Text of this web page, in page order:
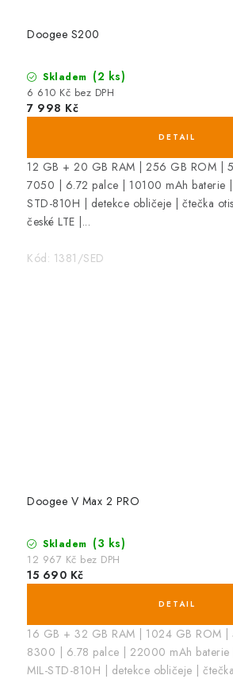
Doogee S200
Skladem (2 ks)
6 610 Kč bez DPH
7 998 Kč
12 GB + 20 GB RAM | 256 GB ROM |
7050 | 6.72 palce | 10100 mAh baterie
STD-810H | detekce obličeje | čtečka
české LTE |...
Kód: 1381/SED
Doogee V Max 2 PRO
Skladem (3 ks)
12 967 Kč bez DPH
15 690 Kč
16 GB + 32 GB RAM | 1024 GB ROM |
8300 | 6.78 palce | 22000 mAh
MIL-STD-810H | detekce obličeje |